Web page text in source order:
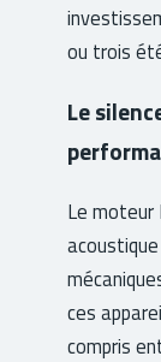
ou trois
Le
Le
ces
compris